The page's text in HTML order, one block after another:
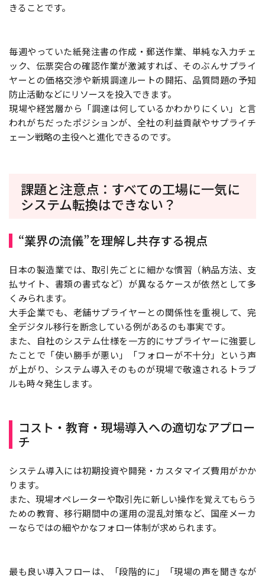
きることです。
毎週やっていた紙発注書の作成・郵送作業、単純な入力チェ
ック、伝票突合の確認作業が激減すれば、そのぶんサプライ
ヤーとの価格交渉や新規調達ルートの開拓、品質問題の予知
防止活動などにリソースを投入できます。
現場や経営層から「調達は何しているかわかりにくい」と言
われがちだったポジションが、全社の利益貢献やサプライチ
ェーン戦略の主役へと進化できるのです。
課題と注意点：すべての工場に一気に
システム転換はできない？
“業界の流儀”を理解し共存する視点
日本の製造業では、取引先ごとに細かな慣習（納品方法、支
払サイト、書類の書式など）が異なるケースが依然として多
くみられます。
大手企業でも、老舗サプライヤーとの関係性を重視して、完
全デジタル移行を断念している例があるのも事実です。
また、自社のシステム仕様を一方的にサプライヤーに強要し
たことで「使い勝手が悪い」「フォローが不十分」という声
が上がり、システム導入そのものが現場で敬遠されるトラブ
ルも時々発生します。
コスト・教育・現場導入への適切なアプロー
チ
システム導入には初期投資や開発・カスタマイズ費用がかか
ります。
また、現場オペレーターや取引先に新しい操作を覚えてもらう
ための教育、移行期間中の運用の混乱対策など、国産メーカ
ーならではの細やかなフォロー体制が求められます。
最も良い導入フローは、「段階的に」「現場の声を聞きなが